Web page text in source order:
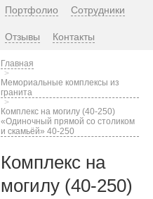
Портфолио Сотрудники
Отзывы Контакты
Главная
Мемориальные комплексы из
гранита
Комплекс на могилу (40-250)
«Одиночный прямой со столиком
и скамьёй» 40-250
Комплекс на
могилу (40-250)